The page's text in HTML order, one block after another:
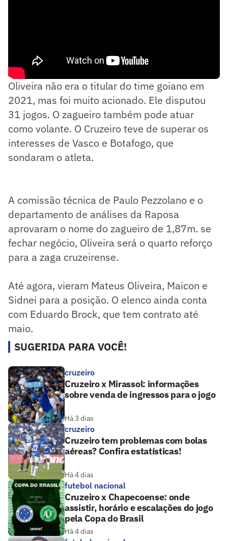
Oliveira não era o titular do time goiano em
2021, mas foi muito acionado. Ele disputou
31 jogos. O zagueiro também pode atuar
como volante. O Cruzeiro teve de superar os
interesses de Vasco e Botafogo, que
sondaram o atleta.
A comissão técnica de Paulo Pezzolano e o
departamento de análises da Raposa
aprovaram o nome do zagueiro de 1,87m. se
fechar negócio, Oliveira será o quarto reforço
para a zaga cruzeirense.
Até agora, vieram Mateus Oliveira, Maicon e
Sidnei para a posição. O elenco ainda conta
com Eduardo Brock, que tem contrato até
maio.
SUGERIDA PARA VOCÊ!
cruzeiro
Cruzeiro x Mirassol: informações
sobre venda de ingressos para o jogo
Há 3 dias
cruzeiro
Cruzeiro tem problemas com bolas
aéreas? Confira estatísticas!
Há 4 dias
futebol nacional
Cruzeiro x Chapecoense: onde
assistir, horário e escalações do jogo
pela Copa do Brasil
Há 4 dias